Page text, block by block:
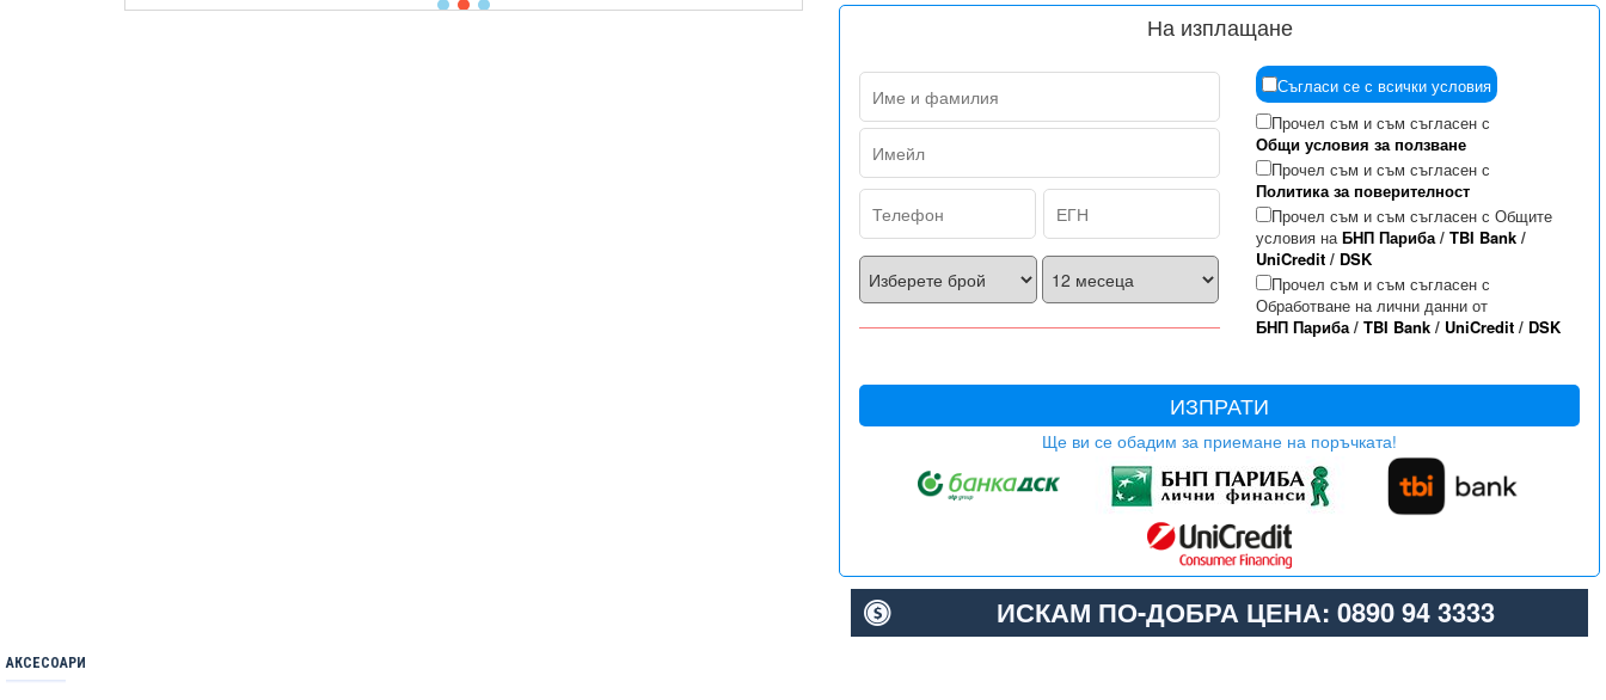
На изплащане
Съгласи се с всички условия
Прочел съм и съм съгласен с
Общи условия за ползване
Прочел съм и съм съгласен с
Политика за поверителност
Прочел съм и съм съгласен с Общите
условия наБНП Париба/ TBI Bank/
UniCredit/ DSK
Прочел съм и съм съгласен с
Обработване на лични данни от
БНП Париба/ TBI Bank/ UniCredit/ DSK
ИЗПРАТИ
Ще ви се обадим за приемане на поръчката!
ИСКАМ ПО-ДОБРА ЦЕНА: 0890 94 3333
АКСЕСОАРИ